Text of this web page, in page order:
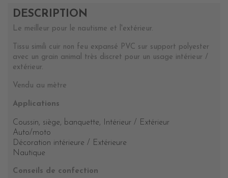
DESCRIPTION
Le meilleur pour le nautisme et l'extérieur.
Tissu simili cuir non feu expansé PVC sur support polyester
avec un grain animal très discret pour un usage intérieur /
extérieur.
Vendu au mètre
Applications
Coussin, siège, banquette, Intérieur / Extérieur
Auto/moto
Décoration intérieure / Extérieure
Nautique
Conseils de confection